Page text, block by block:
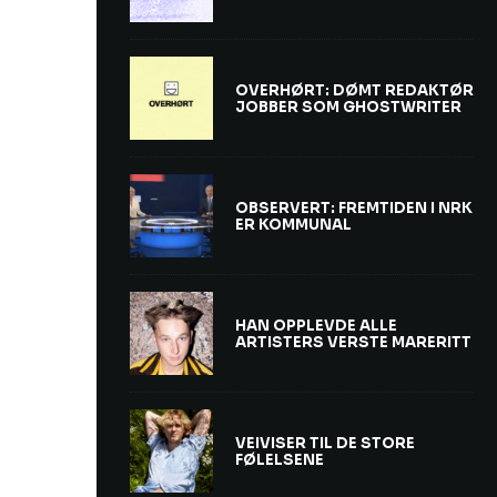
OVERHØRT: DØMT REDAKTØR
JOBBER SOM GHOSTWRITER
OBSERVERT: FREMTIDEN I NRK
ER KOMMUNAL
HAN OPPLEVDE ALLE
ARTISTERS VERSTE MARERITT
VEIVISER TIL DE STORE
FØLELSENE